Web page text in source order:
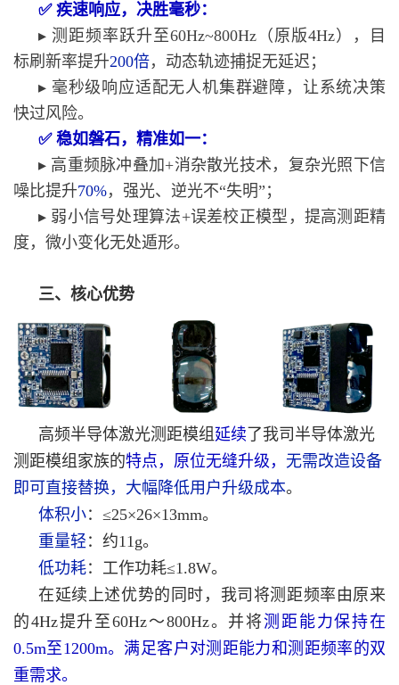
✅ 疾速响应，决胜毫秒：
▸ 测距频率跃升至60Hz~800Hz（原版4Hz），目
标刷新率提升200倍，动态轨迹捕捉无延迟；
▸ 毫秒级响应适配无人机集群避障，让系统决策
快过风险。
✅ 稳如磐石，精准如一：
▸ 高重频脉冲叠加+消杂散光技术，复杂光照下信
噪比提升70%，强光、逆光不“失明”；
▸ 弱小信号处理算法+误差校正模型，提高测距精
度，微小变化无处遁形。
三、核心优势
高频半导体激光测距模组延续了我司半导体激光
测距模组家族的特点，原位无缝升级， 无需改造设备
即可直接替换，大幅降低用户升级成本。
体积小：≤25×26×13mm。
重量轻 ：约11g。
低功耗：工作功耗≤1.8W。
在延续上述优势的同时，我司将测距频率由原来
的4Hz提升至60Hz～800Hz。并将测距能力保持在
0.5m至1200m。满足客户对测距能力和测距频率的双
重需求。